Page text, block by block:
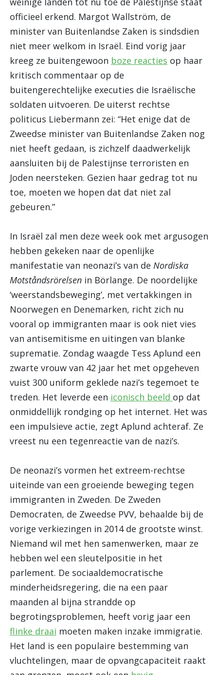
officieel erkend. Margot Wallström, de
minister van Buitenlandse Zaken is sindsdien
niet meer welkom in Israël. Eind vorig jaar
kreeg ze buitengewoon boze reacties op haar
kritisch commentaar op de
buitengerechtelijke executies die Israëlische
soldaten uitvoeren. De uiterst rechtse
politicus Liebermann zei: “Het enige dat de
Zweedse minister van Buitenlandse Zaken nog
niet heeft gedaan, is zichzelf daadwerkelijk
aansluiten bij de Palestijnse terroristen en
Joden neersteken. Gezien haar gedrag tot nu
toe, moeten we hopen dat dat niet zal
gebeuren.”
In Israël zal men deze week ook met argusogen
hebben gekeken naar de openlijke
manifestatie van neonazi’s van de Nordiska
Motståndsrörelsen in Börlange. De noordelijke
‘weerstandsbeweging’, met vertakkingen in
Noorwegen en Denemarken, richt zich nu
vooral op immigranten maar is ook niet vies
van antisemitisme en uitingen van blanke
suprematie. Zondag waagde Tess Aplund een
zwarte vrouw van 42 jaar het met opgeheven
vuist 300 uniform geklede nazi’s tegemoet te
treden. Het leverde een iconisch beeld op dat
onmiddellijk rondging op het internet. Het was
een impulsieve actie, zegt Aplund achteraf. Ze
vreest nu een tegenreactie van de nazi’s.
De neonazi’s vormen het extreem-rechtse
uiteinde van een groeiende beweging tegen
immigranten in Zweden. De Zweden
Democraten, de Zweedse PVV, behaalde bij de
vorige verkiezingen in 2014 de grootste winst.
Niemand wil met hen samenwerken, maar ze
hebben wel een sleutelpositie in het
parlement. De sociaaldemocratische
minderheidsregering, die na een paar
maanden al bijna strandde op
begrotingsproblemen, heeft vorig jaar een
flinke draai moeten maken inzake immigratie.
Het land is een populaire bestemming van
vluchtelingen, maar de opvangcapaciteit raakt